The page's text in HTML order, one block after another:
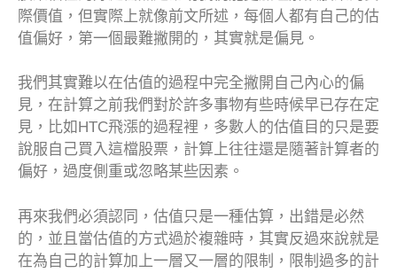
際價值，但實際上就像前文所述，每個人都有自己的估
值偏好，第一個最難撇開的，其實就是偏見。
我們其實難以在估值的過程中完全撇開自己內心的偏
見，在計算之前我們對於許多事物有些時候早已存在定
見，比如HTC飛漲的過程裡，多數人的估值目的只是要
說服自己買入這檔股票，計算上往往還是隨著計算者的
偏好，過度側重或忽略某些因素。
再來我們必須認同，估值只是一種估算，出錯是必然
的，並且當估值的方式過於複雜時，其實反過來說就是
在為自己的計算加上一層又一層的限制，限制過多的計